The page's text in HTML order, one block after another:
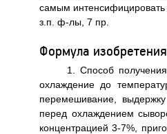
самым интенсифицировать
з.п. ф-лы, 7 пр.
Формула изобретения
1. Способ
охлаждение до
перемешивание,
перед охлаждением
концентрацией 3-7%,